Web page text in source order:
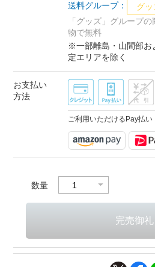
送料グループ：
グッ
「グッズ」グループ
物で無料
※一部離島・山間部お
定エリアを除く
お支払い
方法
ご利用いただけるPay払い
数量